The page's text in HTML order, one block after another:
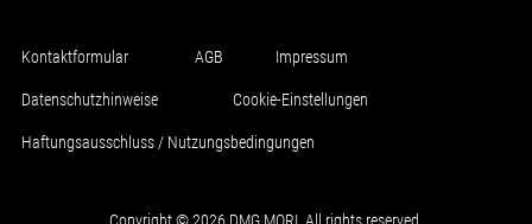
Kontaktformular AGB Impressum
Datenschutzhinweise Cookie-Einstellungen
Haftungsausschluss / Nutzungsbedingungen
Copyright © 2026 DMG MORI. All rights reserved.